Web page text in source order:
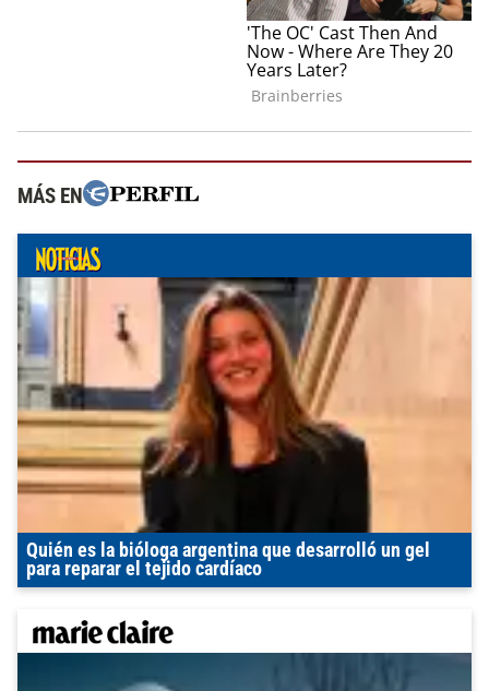
MÁS EN
Quién es la bióloga argentina que desarrolló un gel
para reparar el tejido cardíaco